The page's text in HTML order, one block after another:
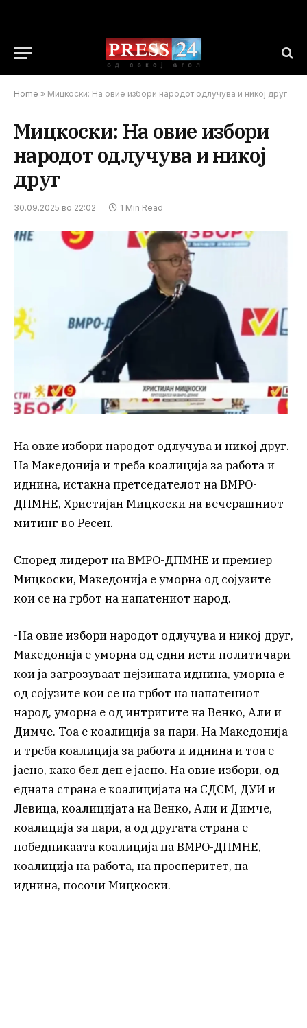
Home » Мицкоски: На овие избори народот одлучува и никој друг
Мицкоски: На овие избори
народот одлучува и никој
друг
30.09.2025 во 22:02 1 Min Read
На овие избори народот одлучува и никој друг.
На Македонија и треба коалиција за работа и
иднина, истакна претседателот на ВМРО-
ДПМНЕ, Христијан Мицкоски на вечерашниот
митинг во Ресен.
Според лидерот на ВМРО-ДПМНЕ и премиер
Мицкоски, Македонија е уморна од сојузите
кои се на грбот на напатениот народ.
-На овие избори народот одлучува и никој друг,
Македонија е уморна од едни исти политичари
кои ја загрозуваат нејзината иднина, уморна е
од сојузите кои се на грбот на напатениот
народ, уморна е од интригите на Венко, Али и
Димче. Тоа е коалиција за пари. На Македонија
и треба коалиција за работа и иднина и тоа е
јасно, како бел ден е јасно. На овие избори, од
едната страна е коалицијата на СДСМ, ДУИ и
Левица, коалицијата на Венко, Али и Димче,
коалиција за пари, а од другата страна е
победникаата коалиција на ВМРО-ДПМНЕ,
коалиција на работа, на просперитет, на
иднина, посочи Мицкоски.